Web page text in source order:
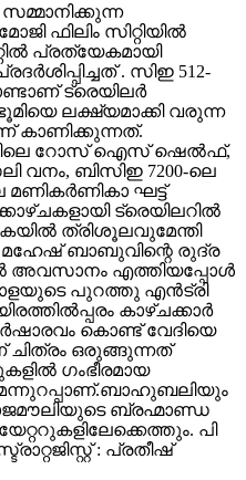
ഫിലിം സിറ്റിയിൽ
പ്രത്യേകമായി
. സിഇ 512-
ട്രെയിലര്‍
ലക്ഷ്യമാക്കി വരുന്ന
കാണിക്കുന്നത്.
റോസ് ഐസ് ഷെല്‍ഫ്,
ബിസിഇ 7200-ലെ
മണികര്‍ണികാ ഘട്ട്
ട്രെയിലറില്‍
ത്രിശൂലവുമേന്തി
ബാബുവിന്റെ രുദ്ര
അവസാനം എത്തിയപ്പോൾ
പുറത്തു എൻട്രി
കാഴ്ചക്കാർ
കൊണ്ട് വേദിയെ
ഒരുങ്ങുന്നത്
ഗംഭീരമായ
ബ്രഹ്മാണ്ഡ
പി
: പ്രതീഷ്